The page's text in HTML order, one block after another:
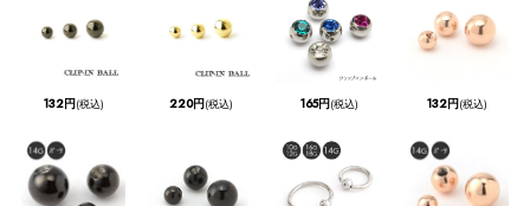
132円(税込) 220円(税込) 165円(税込) 132円(税込)